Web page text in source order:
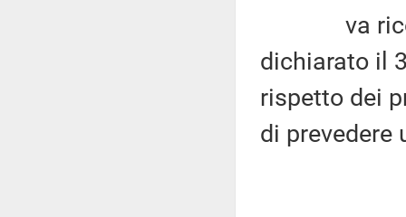
va
dichiarato il
rispetto dei
di prevedere